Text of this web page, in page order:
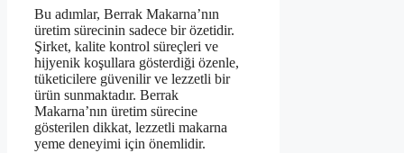
Bu adımlar, Berrak Makarna’nın
üretim sürecinin sadece bir özetidir.
Şirket, kalite kontrol süreçleri ve
hijyenik koşullara gösterdiği özenle,
tüketicilere güvenilir ve lezzetli bir
ürün sunmaktadır. Berrak
Makarna’nın üretim sürecine
gösterilen dikkat, lezzetli makarna
yeme deneyimi için önemlidir.